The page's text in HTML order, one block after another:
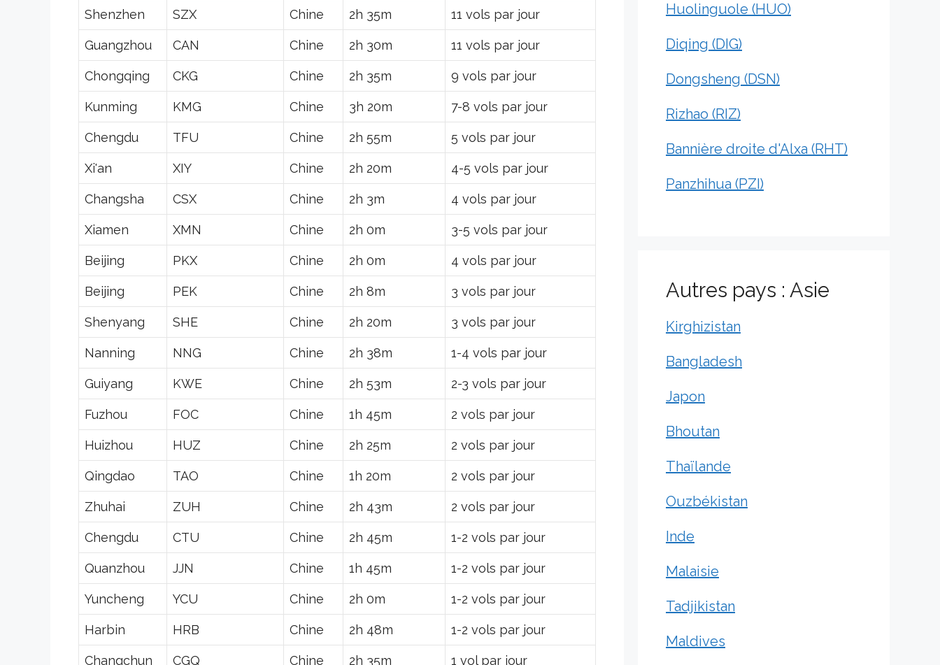
Shenzhen SZX Chine 2h 35m 11 vols par jour
Guangzhou CAN Chine 2h 30m 11 vols par jour
Chongqing CKG Chine 2h 35m 9 vols par jour
Kunming KMG Chine 3h 20m 7-8 vols par jour
Chengdu TFU Chine 2h 55m 5 vols par jour
Xi'an XIY Chine 2h 20m 4-5 vols par jour
Changsha CSX Chine 2h 3m 4 vols par jour
Xiamen XMN Chine 2h 0m 3-5 vols par jour
Beijing PKX Chine 2h 0m 4 vols par jour
Beijing PEK Chine 2h 8m 3 vols par jour
Shenyang SHE Chine 2h 20m 3 vols par jour
Nanning NNG Chine 2h 38m 1-4 vols par jour
Guiyang KWE Chine 2h 53m 2-3 vols par jour
Fuzhou FOC Chine 1h 45m 2 vols par jour
Huizhou HUZ Chine 2h 25m 2 vols par jour
Qingdao TAO Chine 1h 20m 2 vols par jour
Zhuhai ZUH Chine 2h 43m 2 vols par jour
Chengdu CTU Chine 2h 45m 1-2 vols par jour
Quanzhou JJN Chine 1h 45m 1-2 vols par jour
Yuncheng YCU Chine 2h 0m 1-2 vols par jour
Harbin HRB Chine 2h 48m 1-2 vols par jour
Changchun CGQ Chine 2h 35m 1 vol par jour
Huolinguole (HUO)
Diqing (DIG)
Dongsheng (DSN)
Rizhao (RIZ)
Bannière droite d'Alxa (RHT)
Panzhihua (PZI)
Autres pays : Asie
Kirghizistan
Bangladesh
Japon
Bhoutan
Thaïlande
Ouzbékistan
Inde
Malaisie
Tadjikistan
Maldives